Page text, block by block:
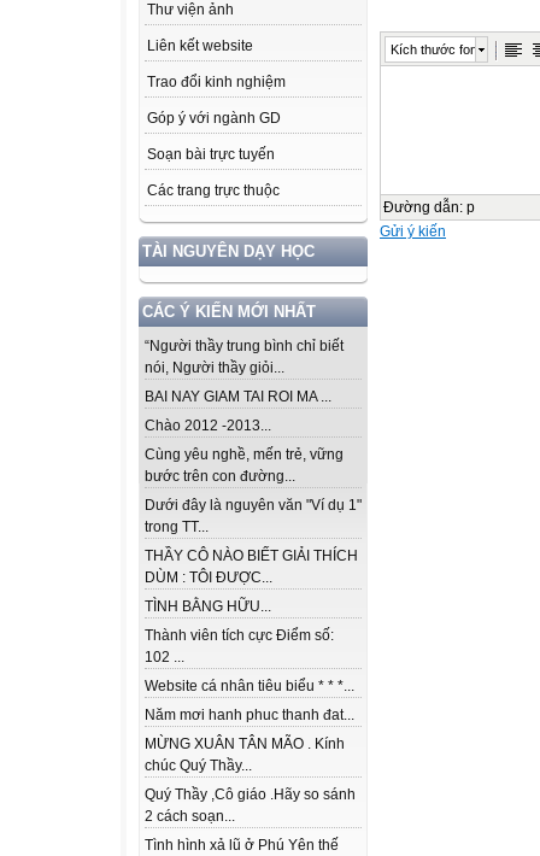
Thư viện ảnh
Liên kết website
Trao đổi kinh nghiệm
Góp ý với ngành GD
Soạn bài trực tuyến
Các trang trực thuộc
TÀI NGUYÊN DẠY HỌC
CÁC Ý KIẾN MỚI NHẤT
“Người thầy trung bình chỉ biết
nói, Người thầy giỏi...
BAI NAY GIAM TAI ROI MA ...
Chào 2012 -2013...
Cùng yêu nghề, mến trẻ, vững
bước trên con đường...
Dưới đây là nguyên văn "Ví dụ 1"
trong TT...
THẦY CÔ NÀO BIẾT GIẢI THÍCH
DÙM : TÔI ĐƯỢC...
TÌNH BẰNG HỮU...
Thành viên tích cực Điểm số:
102 ...
Website cá nhân tiêu biểu * * *...
Năm mơi hanh phuc thanh đat...
MỪNG XUÂN TÂN MÃO . Kính
chúc Quý Thầy...
Quý Thầy ,Cô giáo .Hãy so sánh
2 cách soạn...
Tình hình xả lũ ở Phú Yên thế
Kích thước font
Đường dẫn: p
Gửi ý kiến